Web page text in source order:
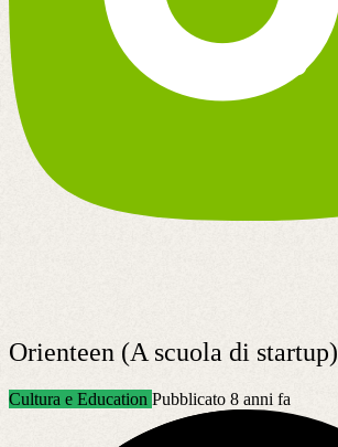
Orienteen (A scuola di startup)
Cultura e Education Pubblicato 8 anni fa